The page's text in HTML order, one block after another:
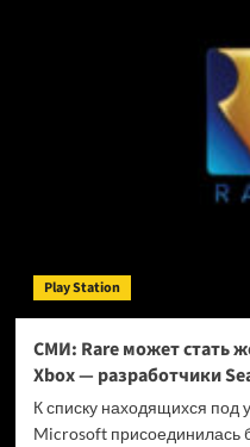
платформах
принедлежат»:
не
убивать
диски
Play Station
СМИ: Rare может стать
Xbox — разработчики
К списку находящихся под
Microsoft присоединилась